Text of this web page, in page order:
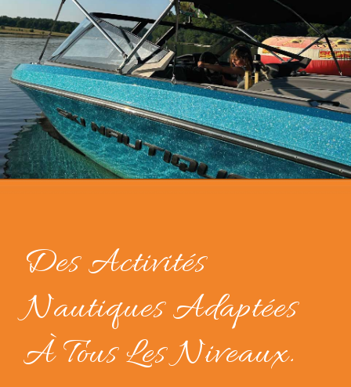
Des Activités
Nautiques Adaptées
À Tous Les Niveaux.